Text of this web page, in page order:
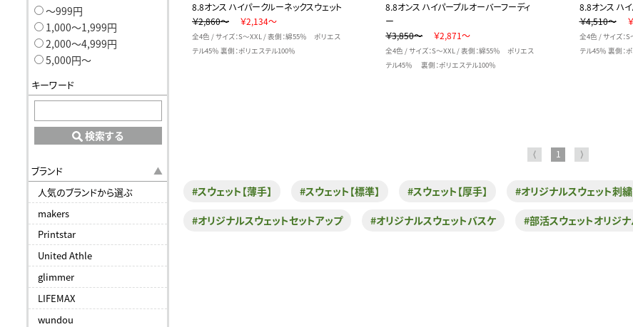
〜999円
1,000〜1,999円
2,000〜4,999円
5,000円〜
キーワード
検索する
ブランド
人気のブランドから選ぶ
makers
Printstar
United Athle
glimmer
LIFEMAX
wundou
8.8オンス ハイパークルーネックスウェット
￥2,860～
￥2,134～
全4色 / サイズ：S～XXL / 表側：綿55％ ポリエス
テル45％ 裏側：ポリエステル100％
8.8オンス ハイパープルオーバーフーディ
ー
￥3,850～
￥2,871～
全4色 / サイズ：S～XXL / 表側：綿55％ ポリエス
テル45％ 裏側：ポリエステル100％
8.8オンス ハ
￥4,510～
全4色 / サイズ：
テル45％ 裏側：
⟨ 1 ⟩
#スウェット【薄手】 #スウェット【標準】 #スウェット【厚手】 #オリジナルスウェット刺繍
#オリジナルスウェットセットアップ #オリジナルスウェットバスケ #部活スウェットオリジ